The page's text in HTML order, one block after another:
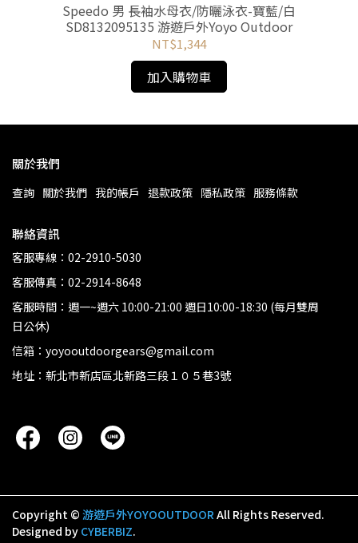
Speedo 男 長袖水母衣/防曬泳衣-寶藍/白
SD8132095135 游遊戶外Yoyo Outdoor
NT$1,344
加入購物車
關於我們
查詢 關於我們 我的帳戶 退款政策 隱私政策 服務條款
聯絡資訊
客服專線：02-2910-5030
客服傳真：02-2914-8648
客服時間：週一~週六 10:00-21:00 週日10:00-18:30 (每月雙周
日公休)
信箱：yoyooutdoorgears@gmail.com
地址：新北市新店區北新路三段１０５巷3號
Copyright © 游遊戶外YOYOOUTDOORAll Rights Reserved.
Designed by CYBERBIZ.